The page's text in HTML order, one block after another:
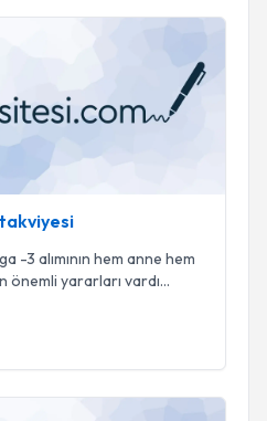
-3 alımının hem anne hem
önemli yararları vardı...